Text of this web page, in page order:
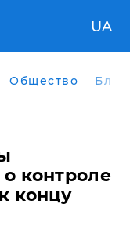
UA
Общество
контроле
концу